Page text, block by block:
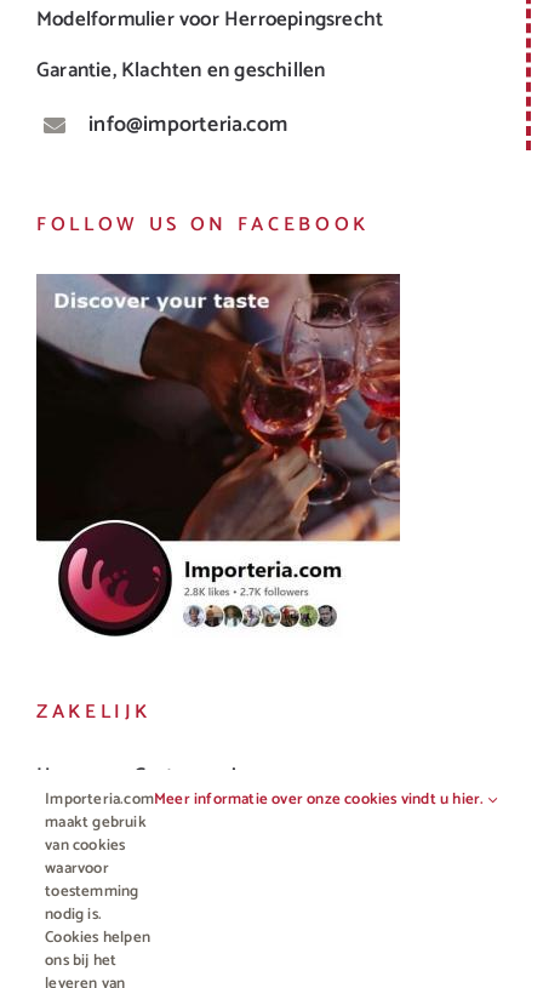
Modelformulier voor Herroepingsrecht
Garantie, Klachten en geschillen
info@importeria.com
FOLLOW US ON FACEBOOK
ZAKELIJK
Horeca en Gastronomie
Vakhandel
Importeria.com
maakt gebruik
van cookies
waarvoor
toestemming
nodig is.
Cookies helpen
ons bij het
Meer informatie over onze cookies vindt u hier.